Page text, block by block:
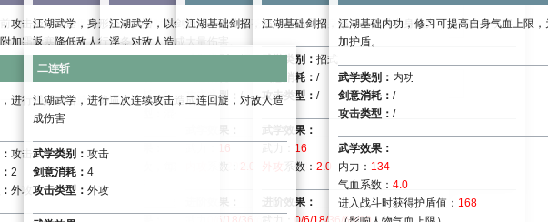
侧，也可
增长，可
造成
，化作屏障，保护自身，
伤害，且造成 16+33%
攻击极为迅速，冷冽侵体，令对手反应不
加霜叶寒
4
方添加一层霜叶寒，持续
续十二息，满 4 层后自动引爆，造成
江湖武学，身形轻逸飘摇，在枫叶中腾挪，一击则
返，降低敌人行动条
武学类别：
剑意消耗： 6
攻击类型：
武学效果：
造成25+50%
当前气血，降低
对方行动力增长速度
江湖武学，以剑为笔，描绘那苍茫大地，画尽人世沉
浮，对敌人造成大量伤害。
剑意消耗：/
14+29% 外攻伤害和14+29%内
江湖基础剑招，修习可提升自身武力，加强攻击伤害
武学类别：招式
攻击类型： /
16
2.0
江湖基础剑招，修习可提升自身武力，加强攻击伤害
武学类别： 招式
剑意消耗： /
攻击类型： /
武学效果：
16
外攻
系数： 2.0
进阶效果：
江湖基础内功，修习可提高自身气血上限，
加护盾。
武学类别： 内功
剑意消耗： /
攻击类型： /
武学效果：
内力： 134
气血系数： 4.0
进入战斗时获得护盾值： 168
半，遂名
可劈云碎岳，威力惊人，
进行强猛攻击，气势逼人，对敌人造成伤
攻击
2
外攻
二连斩
二连斩
江湖武学，进行二次连续攻击，二连回旋，对敌人造
成伤害
武学类别： 攻击
剑意消耗： 4
攻击类型： 外攻